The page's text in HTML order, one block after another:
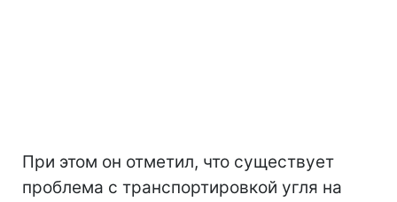
При этом он отметил, что существует
проблема с транспортировкой угля на